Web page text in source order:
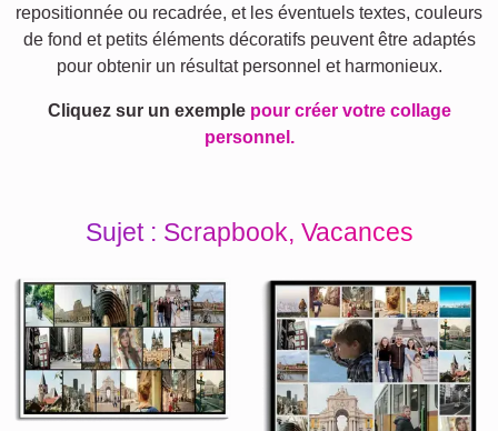
repositionnée ou recadrée, et les éventuels textes, couleurs
de fond et petits éléments décoratifs peuvent être adaptés
pour obtenir un résultat personnel et harmonieux.
Cliquez sur un exemple pour créer votre collage
personnel.
Sujet : Scrapbook, Vacances